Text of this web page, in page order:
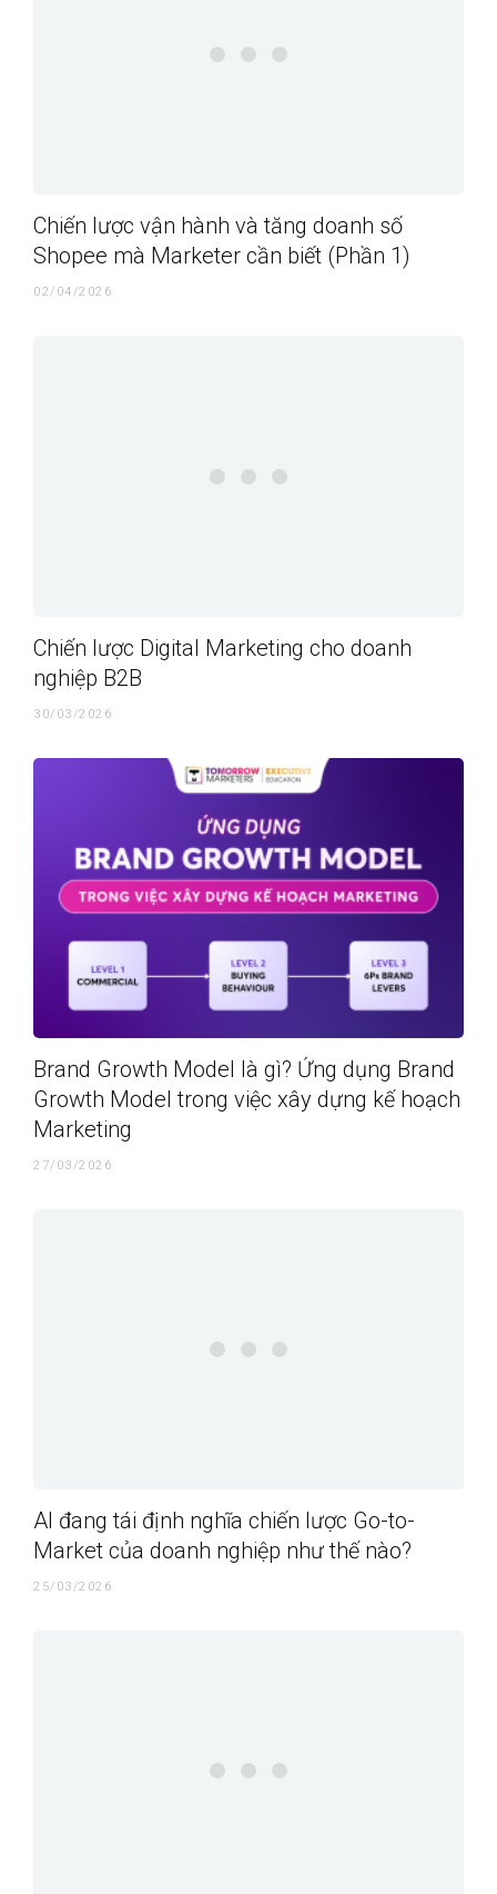
Chiến lược vận hành và tăng doanh số
Shopee mà Marketer cần biết (Phần 1)
02/04/2026
Chiến lược Digital Marketing cho doanh
nghiệp B2B
30/03/2026
Brand Growth Model là gì? Ứng dụng Brand
Growth Model trong việc xây dựng kế hoạch
Marketing
27/03/2026
AI đang tái định nghĩa chiến lược Go-to-
Market của doanh nghiệp như thế nào?
25/03/2026